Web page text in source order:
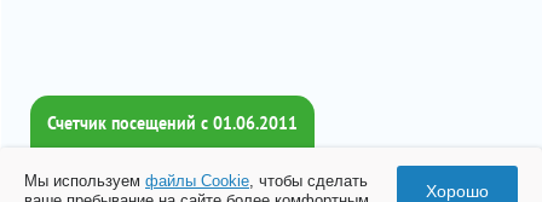
Счетчик посещений c 01.06.2011
Всего посетителей:
Мы используем файлы Cookie, чтобы сделать
Хорошо